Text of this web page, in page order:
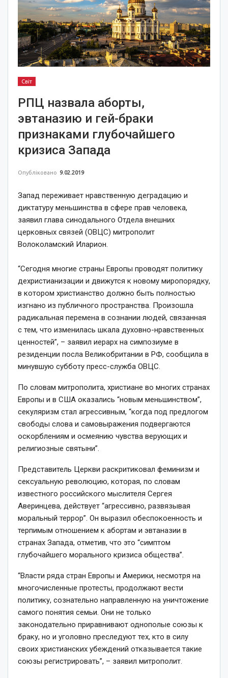
Світ
РПЦ назвала аборты,
эвтаназию и гей-браки
признаками глубочайшего
кризиса Запада
Опубліковано 9.02.2019
Запад переживает нравственную деградацию и
диктатуру меньшинства в сфере прав человека,
заявил глава синодального Отдела внешних
церковных связей (ОВЦС) митрополит
Волоколамский Иларион.
“Сегодня многие страны Европы проводят политику
дехристианизации и движутся к новому миропорядку,
в котором христианство должно быть полностью
изгнано из публичного пространства. Произошла
радикальная перемена в сознании людей, связанная
с тем, что изменилась шкала духовно-нравственных
ценностей”, – заявил иерарх на симпозиуме в
резиденции посла Великобритании в РФ, сообщила в
минувшую субботу пресс-служба ОВЦС.
По словам митрополита, христиане во многих странах
Европы и в США оказались “новым меньшинством”,
секуляризм стал агрессивным, “когда под предлогом
свободы слова и самовыражения подвергаются
оскорблениям и осмеянию чувства верующих и
религиозные святыни”.
Представитель Церкви раскритиковал феминизм и
сексуальную революцию, которая, по словам
известного российского мыслителя Сергея
Аверинцева, действует “агрессивно, развязывая
моральный террор”. Он выразил обеспокоенность и
терпимым отношением к абортам и эвтаназии в
странах Запада, отметив, что это “симптом
глубочайшего морального кризиса общества”.
“Власти ряда стран Европы и Америки, несмотря на
многочисленные протесты, продолжают вести
политику, сознательно направленную на уничтожение
самого понятия семьи. Они не только
законодательно приравнивают однополые союзы к
браку, но и уголовно преследуют тех, кто в силу
своих христианских убеждений отказывается такие
союзы регистрировать”, – заявил митрополит.